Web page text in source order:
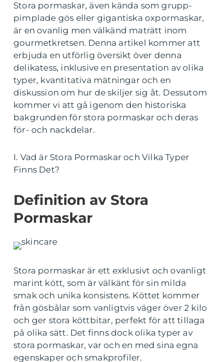
Stora pormaskar, även kända som grupp-
pimplade gös eller gigantiska oxpormaskar,
är en ovanlig men välkänd maträtt inom
gourmetkretsen. Denna artikel kommer att
erbjuda en utförlig översikt över denna
delikatess, inklusive en presentation av olika
typer, kvantitativa mätningar och en
diskussion om hur de skiljer sig åt. Dessutom
kommer vi att gå igenom den historiska
bakgrunden för stora pormaskar och deras
för- och nackdelar.
I. Vad är Stora Pormaskar och Vilka Typer
Finns Det?
Definition av Stora
Pormaskar
Stora pormaskar är ett exklusivt och ovanligt
marint kött, som är välkänt för sin milda
smak och unika konsistens. Köttet kommer
från gösbålar som vanligtvis väger över 2 kilo
och ger stora köttbitar, perfekt för att tillaga
på olika sätt. Det finns dock olika typer av
stora pormaskar, var och en med sina egna
egenskaper och smakprofiler.